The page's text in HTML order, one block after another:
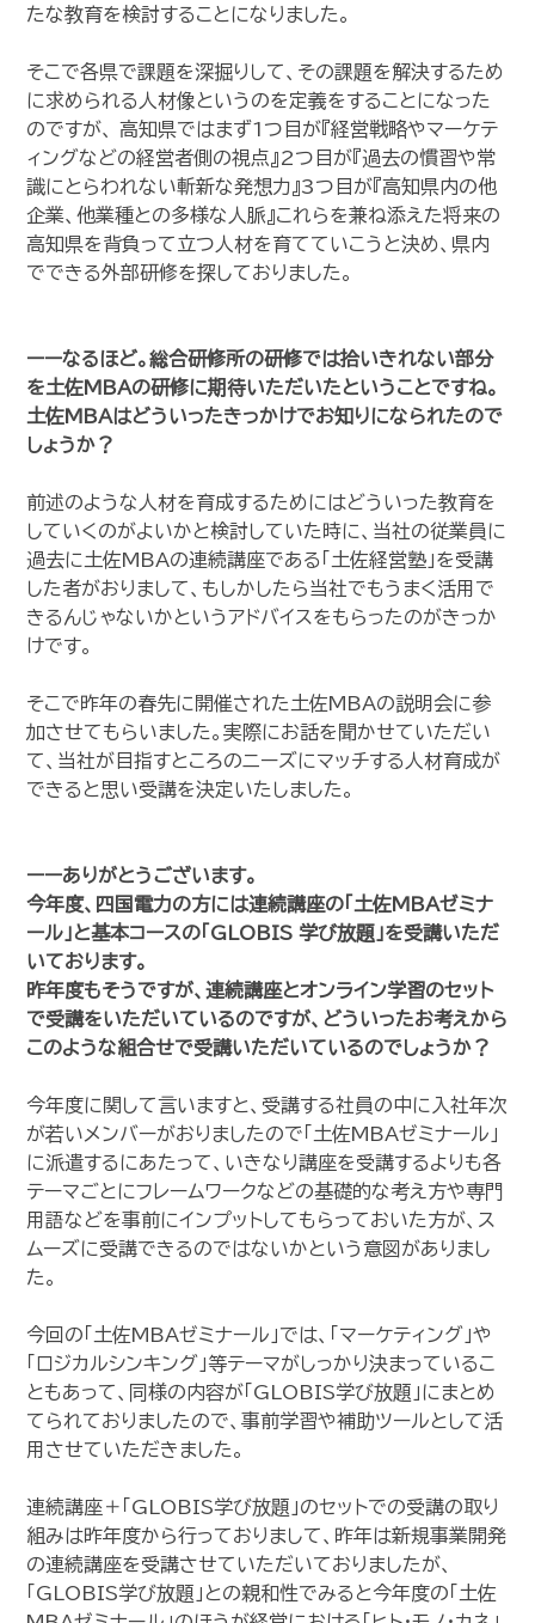
たな教育を検討することになりました。
そこで各県で課題を深掘りして、その課題を解決するため
に求められる人材像というのを定義をすることになった
のですが、 高知県ではまず1つ目が『経営戦略やマーケテ
ィングなどの経営者側の視点』2つ目が『過去の慣習や常
識にとらわれない斬新な発想力』3つ目が『高知県内の他
企業、他業種との多様な人脈』これらを兼ね添えた将来の
高知県を背負って立つ人材を育てていこうと決め、県内
でできる外部研修を探しておりました。
ーーなるほど。総合研修所の研修では拾いきれない部分
を土佐MBAの研修に期待いただいたということですね。
土佐MBAはどういったきっかけでお知りになられたので
しょうか？
前述のような人材を育成するためにはどういった教育を
していくのがよいかと検討していた時に、当社の従業員に
過去に土佐MBAの連続講座である「土佐経営塾」を受講
した者がおりまして、もしかしたら当社でもうまく活用で
きるんじゃないかというアドバイスをもらったのがきっか
けです。
そこで昨年の春先に開催された土佐MBAの説明会に参
加させてもらいました。実際にお話を聞かせていただい
て、当社が目指すところのニーズにマッチする人材育成が
できると思い受講を決定いたしました。
ーーありがとうございます。
今年度、四国電力の方には連続講座の「土佐MBAゼミナ
ール」と基本コースの「GLOBIS 学び放題」を受講いただ
いております。
昨年度もそうですが、連続講座とオンライン学習のセット
で受講をいただいているのですが、どういったお考えから
このような組合せで受講いただいているのでしょうか？
今年度に関して言いますと、受講する社員の中に入社年次
が若いメンバーがおりましたので「土佐MBAゼミナール」
に派遣するにあたって、いきなり講座を受講するよりも各
テーマごとにフレームワークなどの基礎的な考え方や専門
用語などを事前にインプットしてもらっておいた方が、ス
ムーズに受講できるのではないかという意図がありまし
た。
今回の「土佐MBAゼミナール」では、「マーケティング」や
「ロジカルシンキング」等テーマがしっかり決まっているこ
ともあって、同様の内容が「GLOBIS学び放題」にまとめ
てられておりましたので、事前学習や補助ツールとして活
用させていただきました。
連続講座＋「GLOBIS学び放題」のセットでの受講の取り
組みは昨年度から行っておりまして、昨年は新規事業開発
の連続講座を受講させていただいておりましたが、
「GLOBIS学び放題」との親和性でみると今年度の「土佐